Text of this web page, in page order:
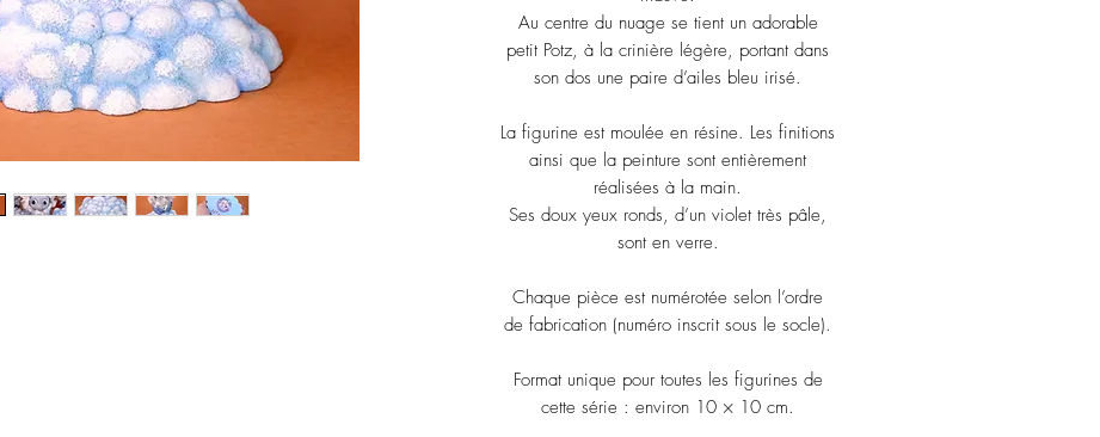
Au centre du nuage se tient un adorable
petit Potz, à la crinière légère, portant dans
son dos une paire d’ailes bleu irisé.
La figurine est moulée en résine. Les finitions
ainsi que la peinture sont entièrement
réalisées à la main.
Ses doux yeux ronds, d’un violet très pâle,
sont en verre.
Chaque pièce est numérotée selon l’ordre
de fabrication (numéro inscrit sous le socle).
Format unique pour toutes les figurines de
cette série : environ 10 × 10 cm.